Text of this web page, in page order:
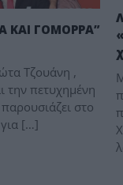
ΚΑΙ ΓΟΜΟΡΡΑ”
Τζουάνη ,
την πετυχημένη
στο
[…]